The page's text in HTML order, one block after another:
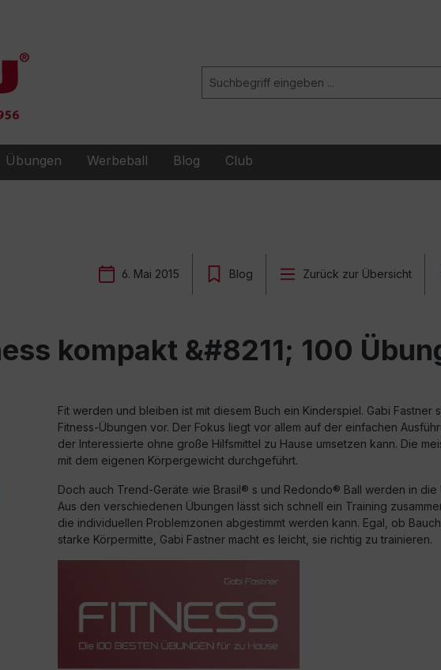
Übungen Werbeball Blog Club
6. Mai 2015 Blog Zurück zur Übersicht
kompakt &#8211; 100
Fit werden und bleiben ist mit diesem Buch ein Kinderspiel. Gabi Fastner
Fitness-Übungen vor. Der Fokus liegt vor allem auf der einfachen
der Interessierte ohne große Hilfsmittel zu Hause umsetzen kann. Die
mit dem eigenen Körpergewicht durchgeführt.
Doch auch Trend-Geräte wie Brasil® s und Redondo® Ball werden in die
Aus den verschiedenen Übungen lässt sich schnell ein Training
die individuellen Problemzonen abgestimmt werden kann. Egal, ob
starke Körpermitte, Gabi Fastner macht es leicht, sie richtig zu trainieren.